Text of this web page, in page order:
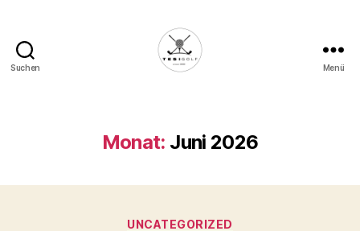
Suchen
Deine
Plattform
Golfbegeisterte!
Menü
Monat: Juni 2026
Kategorien
UNCATEGORIZED